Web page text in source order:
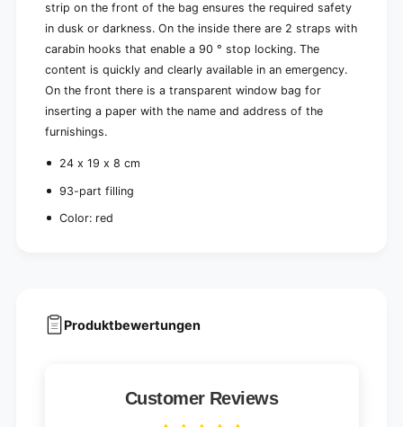
(
1
p
i
e
e
)
c
(
1
p
i
e
c
e
)
strip on the front of the bag ensures the required safety
in dusk or darkness. On the inside there are 2 straps with
carabin hooks that enable a 90 ° stop locking. The
content is quickly and clearly available in an emergency.
On the front there is a transparent window bag for
inserting a paper with the name and address of the
furnishings.
24 x 19 x 8 cm
93-part filling
Color: red
Produktbewertungen
Customer Reviews